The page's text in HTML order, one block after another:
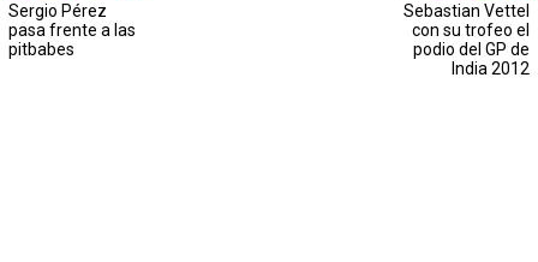
Sergio Pérez
pasa frente a las
pitbabes
Sebastian Vettel
con su trofeo el
podio del GP de
India 2012